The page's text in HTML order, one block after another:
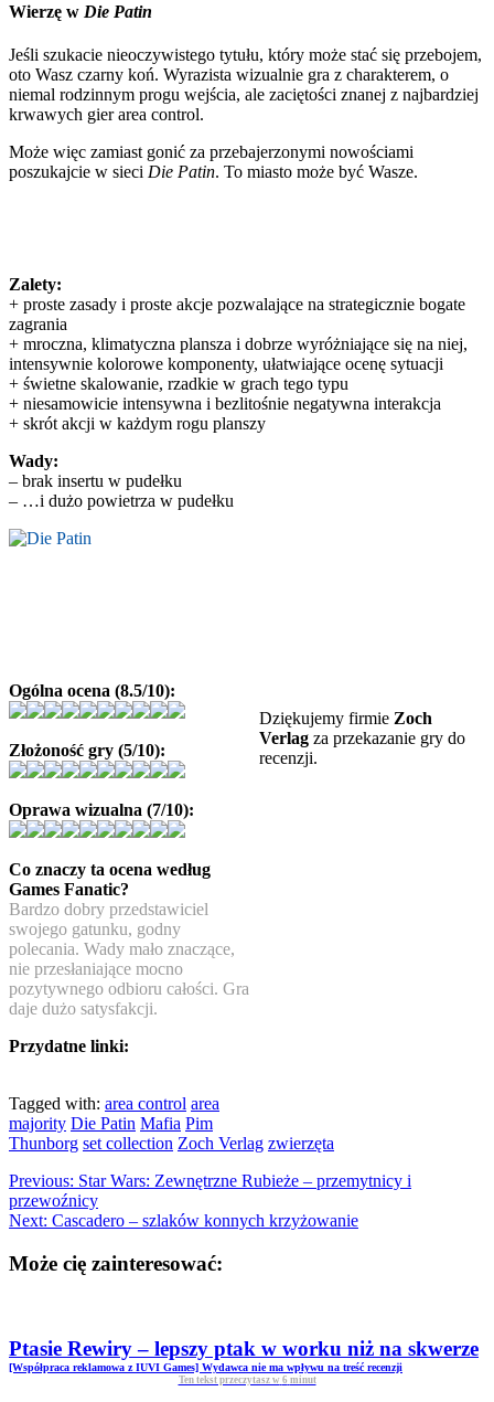
Wierzę w Die Patin
Jeśli szukacie nieoczywistego tytułu, który może stać się przebojem,
oto Wasz czarny koń. Wyrazista wizualnie gra z charakterem, o
niemal rodzinnym progu wejścia, ale zaciętości znanej z najbardziej
krwawych gier area control.
Może więc zamiast gonić za przebajerzonymi nowościami
poszukajcie w sieci Die Patin. To miasto może być Wasze.
Zalety:
+ proste zasady i proste akcje pozwalające na strategicznie bogate
zagrania
+ mroczna, klimatyczna plansza i dobrze wyróżniające się na niej,
intensywnie kolorowe komponenty, ułatwiające ocenę sytuacji
+ świetne skalowanie, rzadkie w grach tego typu
+ niesamowicie intensywna i bezlitośnie negatywna interakcja
+ skrót akcji w każdym rogu planszy
Wady:
– brak insertu w pudełku
– …i dużo powietrza w pudełku
Dziękujemy firmie Zoch
Verlag za przekazanie gry do
recenzji.
Ogólna ocena (8.5/10):
Złożoność gry (5/10):
Oprawa wizualna (7/10):
Co znaczy ta ocena według
Games Fanatic?
Bardzo dobry przedstawiciel
swojego gatunku, godny
polecania. Wady mało znaczące,
nie przesłaniające mocno
pozytywnego odbioru całości. Gra
daje dużo satysfakcji.
Przydatne linki:
Tagged with: area control area
majority Die Patin Mafia Pim
Thunborg set collection Zoch Verlag zwierzęta
Previous: Star Wars: Zewnętrzne Rubieże – przemytnicy i
przewoźnicy
Next: Cascadero – szlaków konnych krzyżowanie
Może cię zainteresować:
Ptasie Rewiry – lepszy ptak w worku niż na skwerze
[Współpraca reklamowa z IUVI Games] Wydawca nie ma wpływu na treść recenzji
Ten tekst przeczytasz w 6 minut